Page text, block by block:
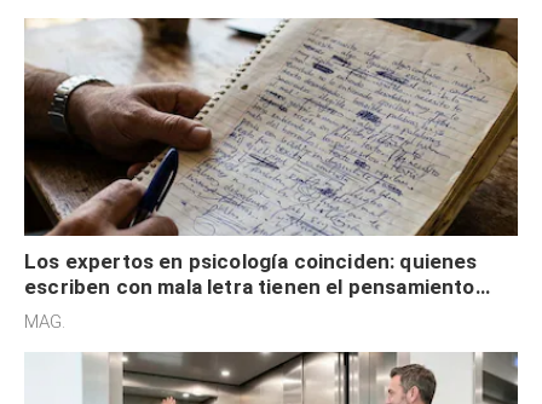
Los expertos en psicología coinciden: quienes
escriben con mala letra tienen el pensamiento
acelerado y no lo hacen por desinterés
MAG.